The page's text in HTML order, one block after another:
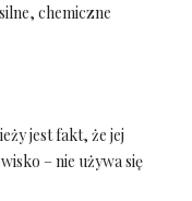
chemiczne
jest fakt, że jej
– nie używa się